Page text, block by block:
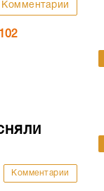
Комментарии
Комментарии